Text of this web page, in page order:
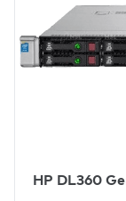
HP DL360